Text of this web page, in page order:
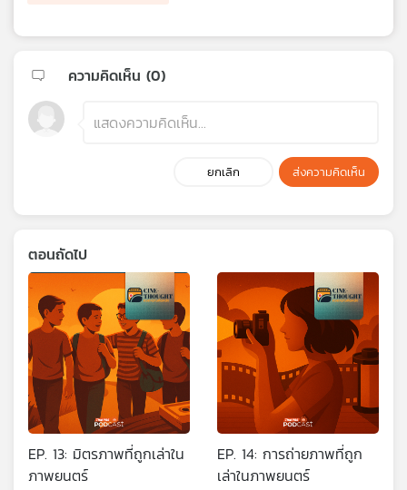
ความคิดเห็น (0)
ยกเลิก ส่งความคิดเห็น
ตอนถัดไป
EP. 13: มิตรภาพที่ถูกเล่าใน
ภาพยนตร์
EP. 14: การถ่ายภาพที่ถูก
เล่าในภาพยนตร์